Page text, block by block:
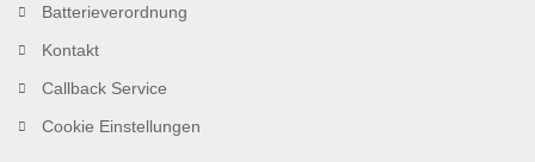
Batterieverordnung
Kontakt
Callback Service
Cookie Einstellungen